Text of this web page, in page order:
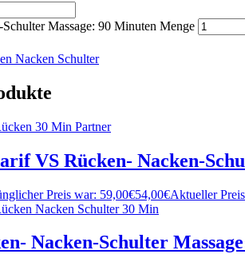
Massage: 90 Minuten Menge
Nacken Schulter
VS Rücken- Nacken-
Preis war: 59,00€54,00€Aktueller
Nacken-Schulter